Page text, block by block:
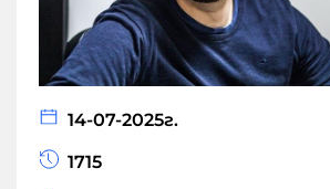
14-07-2025г.
1715